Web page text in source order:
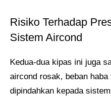
Risiko Terhadap
Sistem Aircond
Kedua-dua kipas ini juga
aircond rosak, beban haba
dipindahkan kepada